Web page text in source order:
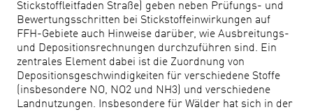
Stickstoffleitfaden Straße) geben neben Prüfungs- und
Bewertungsschritten bei Stickstoffeinwirkungen auf
FFH-Gebiete auch Hinweise darüber, wie Ausbreitungs-
und Depositionsrechnungen durchzuführen sind. Ein
zentrales Element dabei ist die Zuordnung von
Depositionsgeschwindigkeiten für verschiedene Stoffe
(insbesondere NO, NO2 und NH3) und verschiedene
Landnutzungen. Insbesondere für Wälder hat sich in der